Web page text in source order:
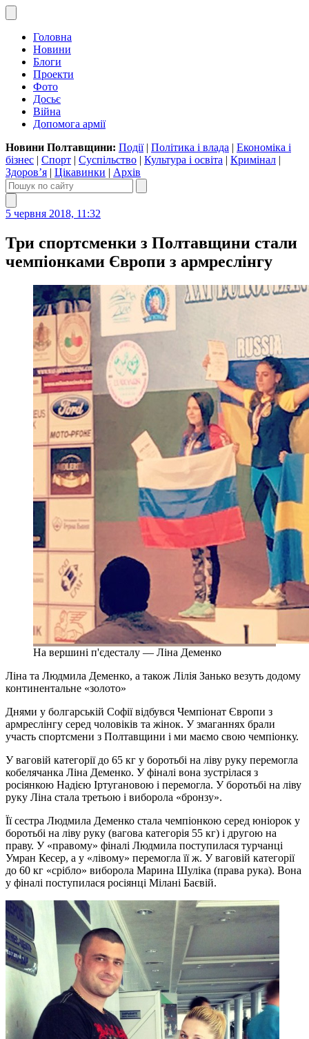
Головна
Новини
Блоги
Проекти
Фото
Досьє
Війна
Допомога армії
Новини Полтавщини: Події| Політика і влада | Економіка і
бізнес | Спорт | Суспільство | Культура і освіта | Кримінал |
Здоров’я | Цікавинки | Архів
5 червня 2018, 11:32
Три спортсменки з Полтавщини стали
чемпіонками Європи з армреслінгу
На вершині п'єдесталу — Ліна Деменко
Ліна та Людмила Деменко, а також Лілія Занько везуть додому
континентальне «золото»
Днями у болгарській Софії відбувся Чемпіонат Європи з
армреслінгу серед чоловіків та жінок. У змаганнях брали
участь спортсмени з Полтавщини і ми маємо свою чемпіонку.
У ваговій категорії до 65 кг у боротьбі на ліву руку перемогла
кобелячанка Ліна Деменко. У фіналі вона зустрілася з
росіянкою Надією Іртугановою і перемогла. У боротьбі на ліву
руку Ліна стала третьою і виборола «бронзу».
Її сестра Людмила Деменко стала чемпіонкою серед юніорок у
боротьбі на ліву руку (вагова категорія 55 кг) і другою на
праву. У «правому» фіналі Людмила поступилася турчанці
Умран Кесер, а у «лівому» перемогла її ж. У ваговій категорії
до 60 кг «срібло» виборола Марина Шуліка (права рука). Вона
у фіналі поступилася росіянці Мілані Баєвій.